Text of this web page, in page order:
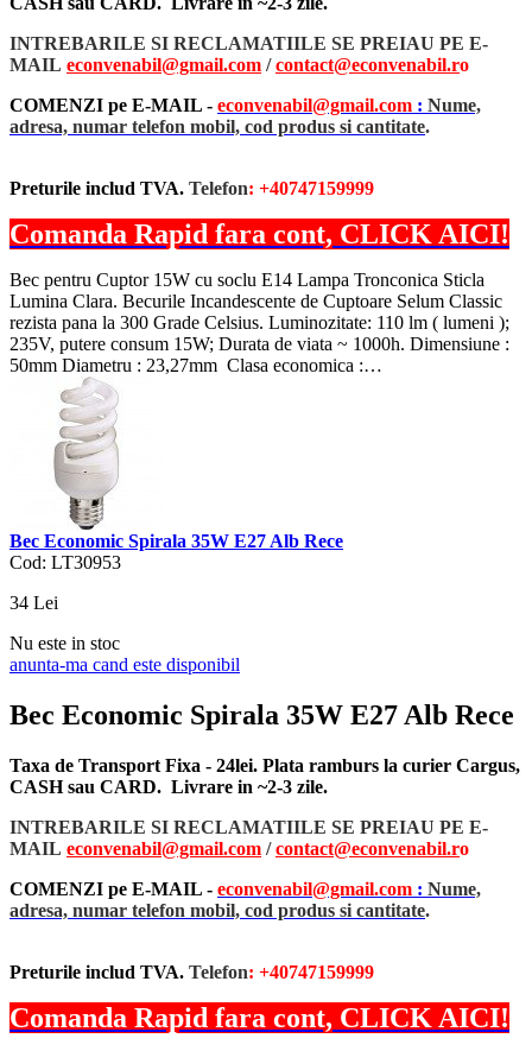
INTREBARILE SI RECLAMATIILE SE PREIAU PE E-
MAIL econvenabil@gmail.com /contact@econvenabil.ro
COMENZI pe E-MAIL - econvenabil@gmail.com : Nume,
adresa, numar telefon mobil, cod produs si cantitate.
Preturile includ TVA. Telefon: +40747159999
Comanda Rapid fara cont, CLICK AICI!
Bec pentru Cuptor 15W cu soclu E14 Lampa Tronconica Sticla
Lumina Clara. Becurile Incandescente de Cuptoare Selum Classic
rezista pana la 300 Grade Celsius. Luminozitate: 110 lm ( lumeni );
235V, putere consum 15W; Durata de viata ~ 1000h. Dimensiune :
50mm Diametru : 23,27mm Clasa economica :…
Bec Economic Spirala 35W E27 Alb Rece
Cod: LT30953
34 Lei
Nu este in stoc
anunta-ma cand este disponibil
Bec Economic Spirala 35W E27 Alb Rece
Taxa de Transport Fixa - 24lei. Plata ramburs la curier Cargus,
CASH sau CARD. Livrare in ~2-3 zile.
INTREBARILE SI RECLAMATIILE SE PREIAU PE E-
MAIL econvenabil@gmail.com /contact@econvenabil.ro
COMENZI pe E-MAIL - econvenabil@gmail.com : Nume,
adresa, numar telefon mobil, cod produs si cantitate.
Preturile includ TVA. Telefon: +40747159999
Comanda Rapid fara cont, CLICK AICI!